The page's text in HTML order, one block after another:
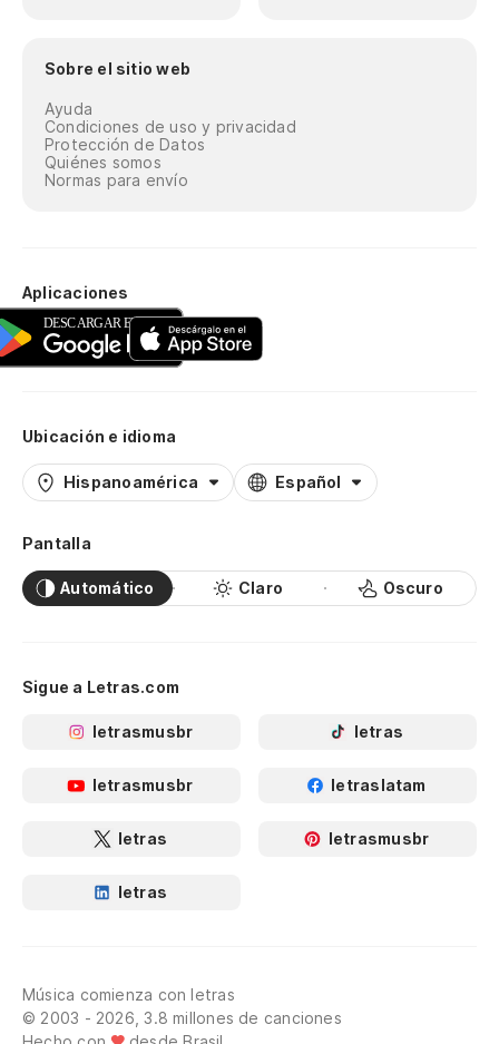
Sobre el sitio web
Ayuda
Condiciones de uso y privacidad
Protección de Datos
Quiénes somos
Normas para envío
Aplicaciones
Ubicación e idioma
Hispanoamérica Español
Pantalla
Automático Claro Oscuro
Sigue a Letras.com
letrasmusbr letras
letrasmusbr letraslatam
letras letrasmusbr
letras
Música comienza con letras
© 2003 - 2026, 3.8 millones de canciones